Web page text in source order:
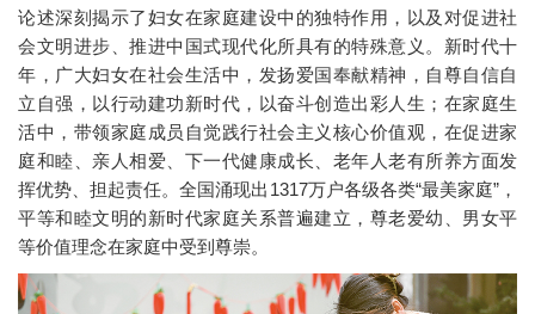
论述深刻揭示了妇女在家庭建设中的独特作用，以及对促进社
会文明进步、推进中国式现代化所具有的特殊意义。新时代十
年，广大妇女在社会生活中，发扬爱国奉献精神，自尊自信自
立自强，以行动建功新时代，以奋斗创造出彩人生；在家庭生
活中，带领家庭成员自觉践行社会主义核心价值观，在促进家
庭和睦、亲人相爱、下一代健康成长、老年人老有所养方面发
挥优势、担起责任。全国涌现出1317万户各级各类“最美家庭”，
平等和睦文明的新时代家庭关系普遍建立，尊老爱幼、男女平
等价值理念在家庭中受到尊崇。